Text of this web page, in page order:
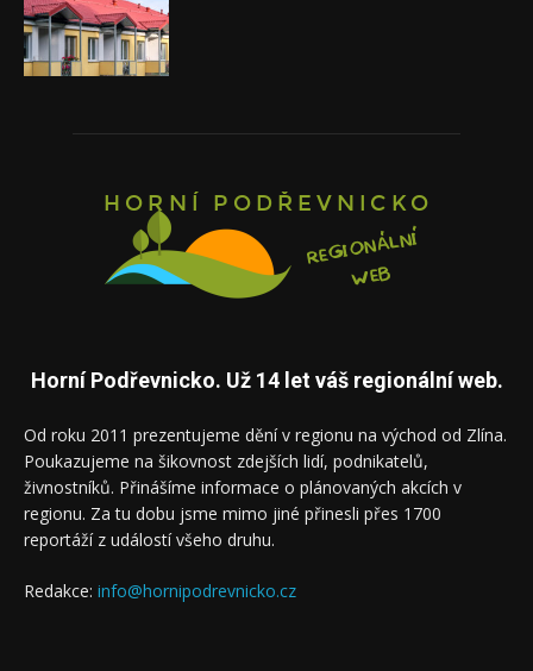
Horní Podřevnicko. Už 14 let váš regionální web.
Od roku 2011 prezentujeme dění v regionu na východ od Zlína.
Poukazujeme na šikovnost zdejších lidí, podnikatelů,
živnostníků. Přinášíme informace o plánovaných akcích v
regionu. Za tu dobu jsme mimo jiné přinesli přes 1700
reportáží z událostí všeho druhu.
Redakce: info@hornipodrevnicko.cz